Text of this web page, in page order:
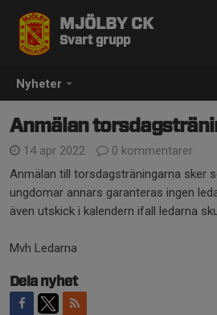
Nyheter
MJÖLBY CK
Svart grupp
Anmälan
14 apr 2022
0 kommentarer
Anmälan till torsdagsträningarna sker
ungdomar annars garanteras ingen
även utskick i kalendern ifall ledarna
Mvh Ledarna
Dela nyhet